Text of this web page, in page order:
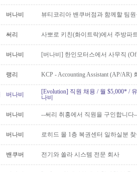
버나비 뷰티코리아 밴쿠버점과 함께할 팀
써리 사뽀로 키친(화이트락)에서 주방파
버나비 [버나비] 한인모터스에서 사무직
랭리 KCP - Accounting Assistant (AP/
버나비
[Evolution] 직원 채용 / 월 $5,000* /
나비
버나비 --써리 취홍에서 직원을 구인합니다
버나비 로히드 몰 1층 복권센터 일하실분
밴쿠버 전기와 쏠라 시스템 전문 회사